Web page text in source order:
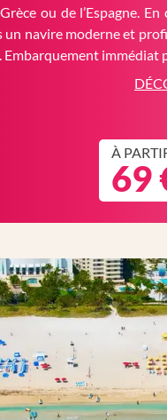
ou de l’Espagne.
un navire moderne et
Embarquement immédiat
À
69